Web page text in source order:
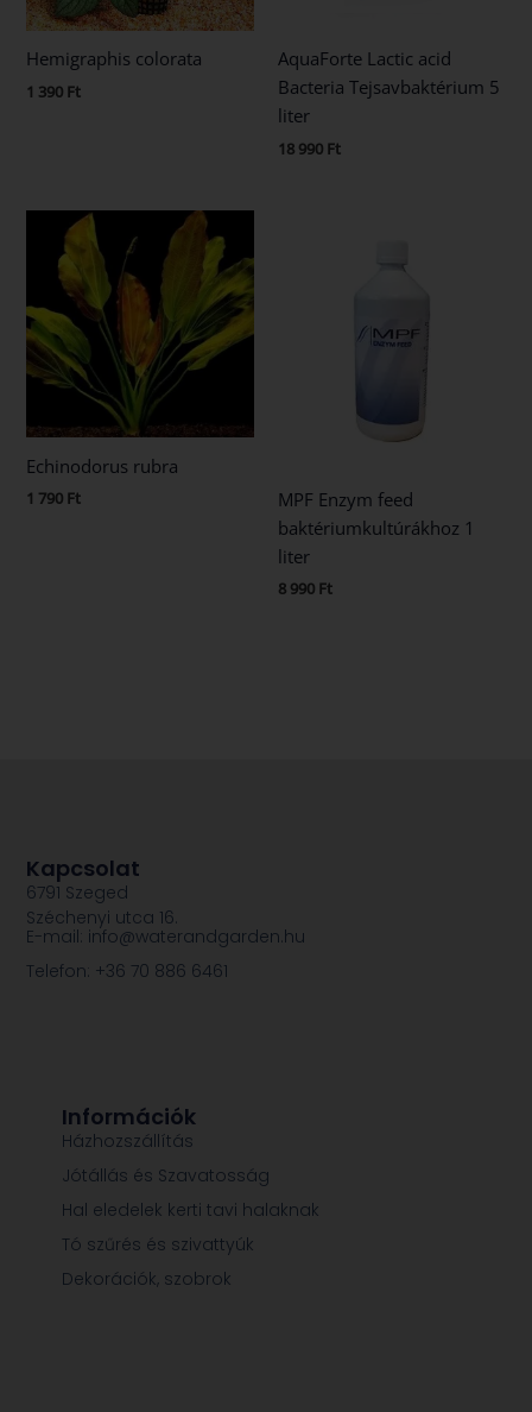
Hemigraphis colorata
1 390 Ft
AquaForte Lactic acid
Bacteria Tejsavbaktérium 5
liter
18 990 Ft
Echinodorus rubra
1 790 Ft
MPF Enzym feed
baktériumkultúrákhoz 1
liter
8 990 Ft
Információk
Házhozszállítás
Jótállás és Szavatosság
Hal eledelek kerti tavi halaknak
Tó szűrés és szivattyúk
Dekorációk, szobrok
Kapcsolat
6791 Szeged
Széchenyi utca 16.
E-mail: info@waterandgarden.hu
Telefon: +36 70 886 6461